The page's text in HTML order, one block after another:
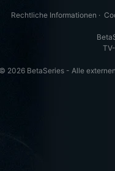
Rechtliche Informationen ·
2026 BetaSeries - Alle